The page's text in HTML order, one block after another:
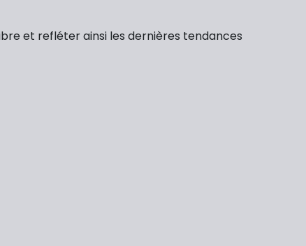
et refléter ainsi les dernières tendances